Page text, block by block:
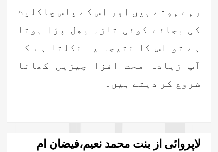
رہے ہوتے ہیں اور اس کے پاس چاکلیٹ
کی بجائے کوئی تازہ پھل پڑا ہوتا
ہے تو اس کا نتیجہ یہ نکلتا ہے کہ
آپ زیادہ صحت افزا چیزیں کھانا
شروع کر دیتے ہیں۔
لاپروائی از بنت محمد نعیم،فیضان ام